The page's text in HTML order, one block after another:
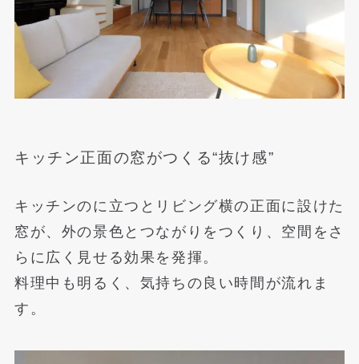
キッチン正面の窓がつくる“抜け感”
キッチンのに立つとリビング横の正面に設けた
窓が、外の景色とつながりをつくり、空間をさ
らに広く見せる効果を発揮。
料理中も明るく、気持ちの良い時間が流れま
す。